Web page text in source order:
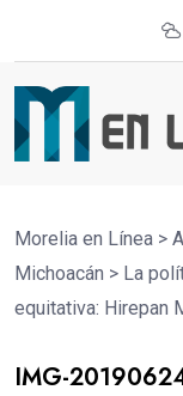
Morelia en Línea >
Michoacán > La
equitativa: Hirepan
IMG-